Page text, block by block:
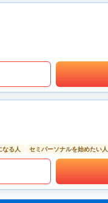
なる人 セミパーソナルを始めたい人